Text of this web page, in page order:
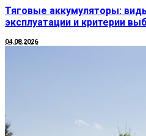
Тяговые аккумуляторы:
эксплуатации и критерии
04.08.2026